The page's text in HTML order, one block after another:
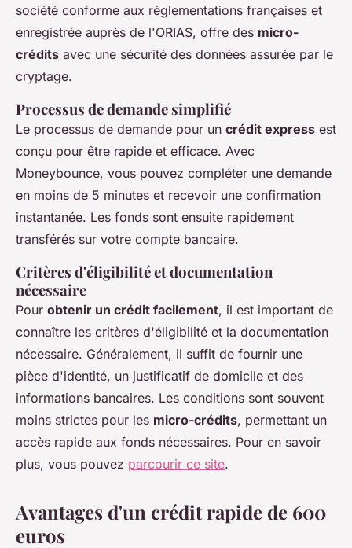
société conforme aux réglementations françaises et
enregistrée auprès de l'ORIAS, offre des micro-
crédits avec une sécurité des données assurée par le
cryptage.
Processus de demande simplifié
Le processus de demande pour un crédit express est
conçu pour être rapide et efficace. Avec
Moneybounce, vous pouvez compléter une demande
en moins de 5 minutes et recevoir une confirmation
instantanée. Les fonds sont ensuite rapidement
transférés sur votre compte bancaire.
Critères d'éligibilité et documentation
nécessaire
Pour obtenir un crédit facilement, il est important de
connaître les critères d'éligibilité et la documentation
nécessaire. Généralement, il suffit de fournir une
pièce d'identité, un justificatif de domicile et des
informations bancaires. Les conditions sont souvent
moins strictes pour les micro-crédits, permettant un
accès rapide aux fonds nécessaires. Pour en savoir
plus, vous pouvez parcourir ce site.
Avantages d'un crédit rapide de 600
euros